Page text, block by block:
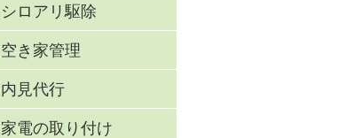
シロアリ駆除
空き家管理
内見代行
家電の取り付け